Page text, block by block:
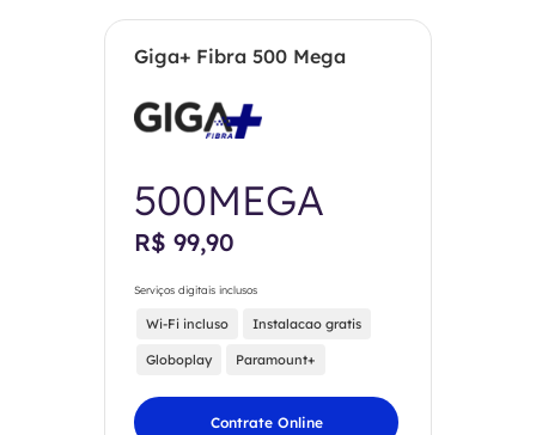
Giga+ Fibra 500 Mega
500MEGA
R$ 99,90
Serviços digitais inclusos
Wi-Fi incluso Instalacao gratis
Globoplay Paramount+
Contrate Online